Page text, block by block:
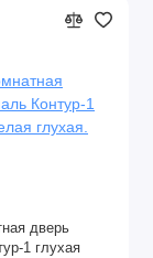
дверь
1 глухая